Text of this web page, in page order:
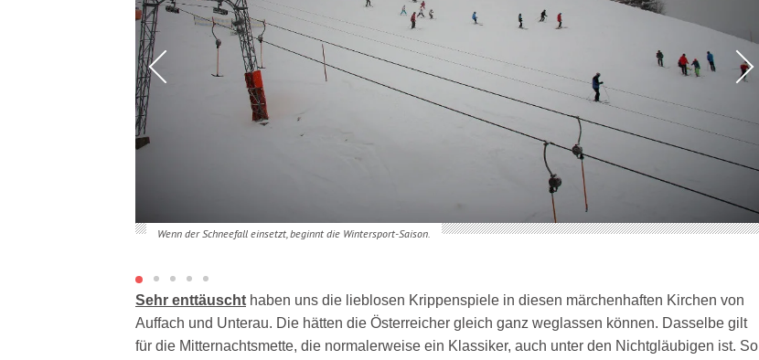
Wenn der Schneefall einsetzt, beginnt die Wintersport-Saison.
Sehr enttäuscht haben uns die lieblosen Krippenspiele in diesen märchenhaften Kirchen von
Auffach und Unterau. Die hätten die Österreicher gleich ganz weglassen können. Dasselbe gilt
für die Mitternachtsmette, die normalerweise ein Klassiker, auch unter den Nichtgläubigen ist. So